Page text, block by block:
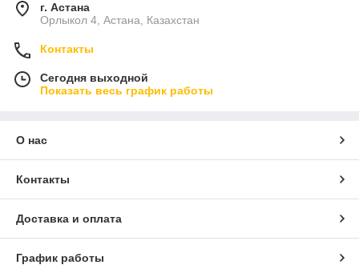
г. Астана
Орлыкол 4, Астана, Казахстан
Контакты
Сегодня выходной
Показать весь график работы
О нас
Контакты
Доставка и оплата
График работы